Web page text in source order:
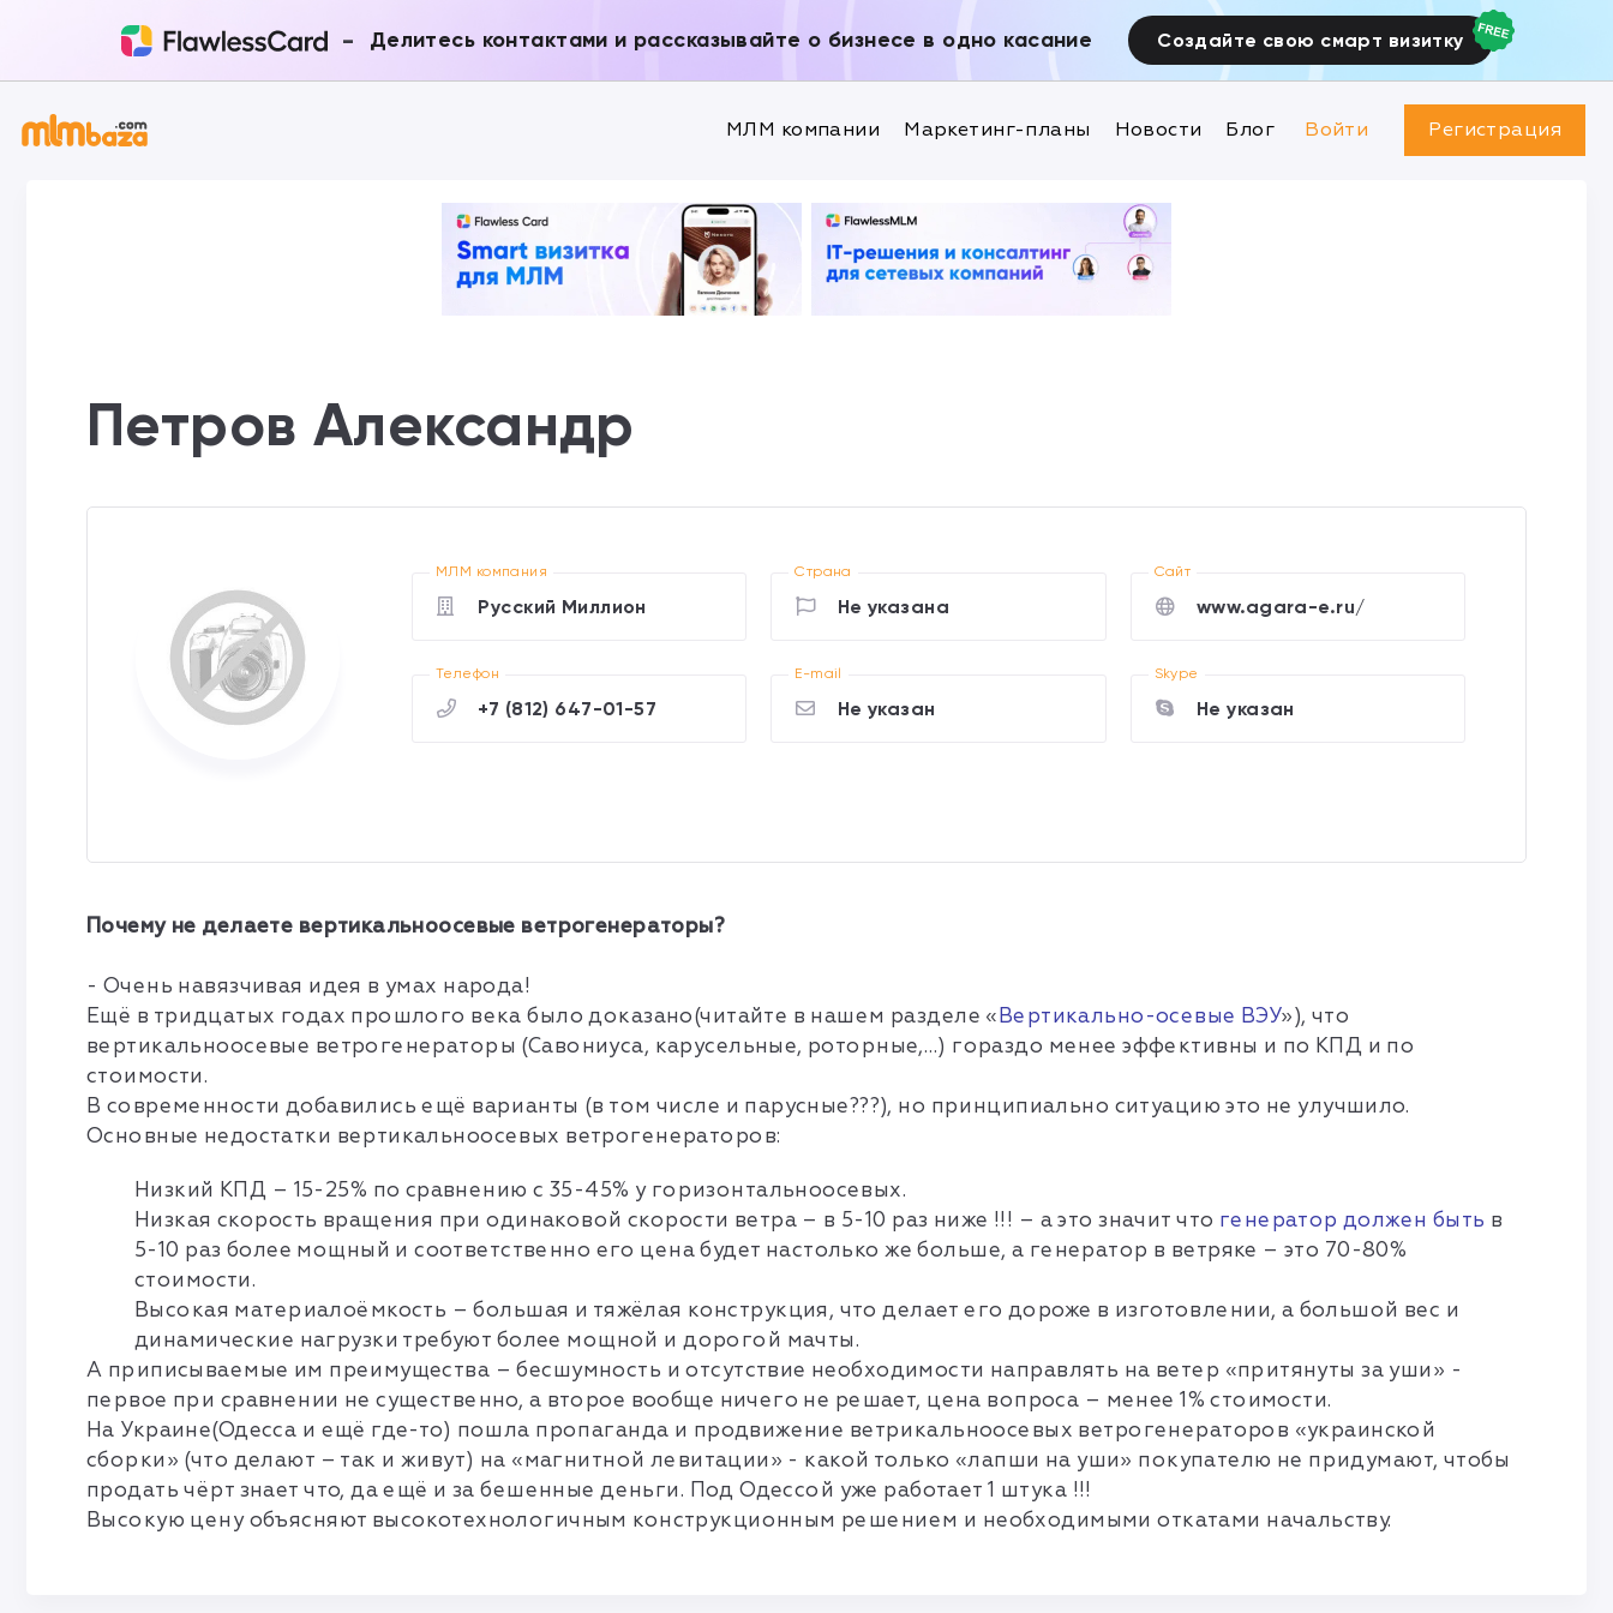
- Делитесь контактами и рассказывайте о бизнесе в одно касание Создайте свою смарт визитку
МЛМ компании Маркетинг-планы Новости Блог Войти Регистрация
Петров Александр
МЛМ компания
Русский Миллион
Страна
Не указана
Cайт
www.agara-e.ru/
Телефон
+7 (812) 647-01-57
E-mail
Не указан
Skype
Не указан
Почему не делаете вертикальноосевые ветрогенераторы?
- Очень навязчивая идея в умах народа!
Ещё в тридцатых годах прошлого века было доказано(читайте в нашем разделе « Вертикально-осевые ВЭУ»), что
вертикальноосевые ветрогенераторы (Савониуса, карусельные, роторные,…) гораздо менее эффективны и по КПД и по
стоимости.
В современности добавились ещё варианты (в том числе и парусные???), но принципиально ситуацию это не улучшило.
Основные недостатки вертикальноосевых ветрогенераторов:
Низкий КПД – 15-25% по сравнению с 35-45% у горизонтальноосевых.
Низкая скорость вращения при одинаковой скорости ветра – в 5-10 раз ниже !!! – а это значит что генератор должен быть в
5-10 раз более мощный и соответственно его цена будет настолько же больше, а генератор в ветряке – это 70-80%
стоимости.
Высокая материалоёмкость – большая и тяжёлая конструкция, что делает его дороже в изготовлении, а большой вес и
динамические нагрузки требуют более мощной и дорогой мачты.
А приписываемые им преимущества – бесшумность и отсутствие необходимости направлять на ветер «притянуты за уши» -
первое при сравнении не существенно, а второе вообще ничего не решает, цена вопроса – менее 1% стоимости.
На Украине(Одесса и ещё где-то) пошла пропаганда и продвижение ветрикальноосевых ветрогенераторов «украинской
сборки» (что делают – так и живут) на «магнитной левитации» - какой только «лапши на уши» покупателю не придумают, чтобы
продать чёрт знает что, да ещё и за бешенные деньги. Под Одессой уже работает 1 штука !!!
Высокую цену объясняют высокотехнологичным конструкционным решением и необходимыми откатами начальству.